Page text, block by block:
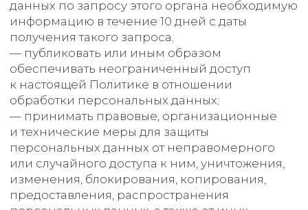
— предоставлять Оператору достоверные
данные о себе;
— сообщать Оператору об уточнении
(обновлении, изменении) своих
персональных данных.
4.3. Лица, передавшие Оператору
недостоверные сведения о себе, либо
сведения о другом субъекте персональных
данных без согласия последнего, несут
ответственность в соответствии
с законодательством РФ.
5. Принципы обработки
персональных данных
5.1. Обработка персональных данных
осуществляется на законной и справедливой
основе.
5.2. Обработка персональных данных